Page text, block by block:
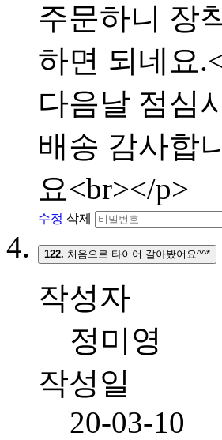
주문하니 장
하면 되네요
다음날 점심
배송 감사합
요<br></p>
수정 삭제
122. 처음으로 타이어 갈아봤어요^^*
작성자
정미영
작성일
20-03-10